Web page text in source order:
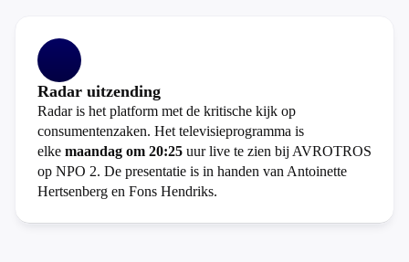
Radar uitzending
Radar is het platform met de kritische kijk op
consumentenzaken. Het televisieprogramma is
elke maandag om 20:25 uur live te zien bij AVROTROS
op NPO 2. De presentatie is in handen van Antoinette
Hertsenberg en Fons Hendriks.